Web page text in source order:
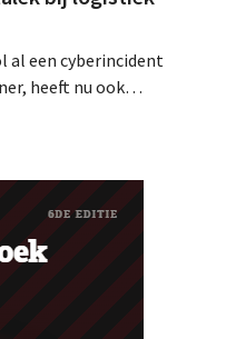
al een cyberincident
heeft nu ook